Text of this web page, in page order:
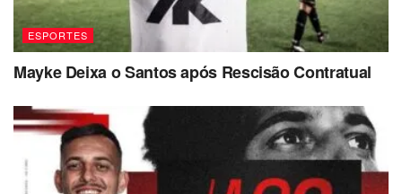
ESPORTES
Mayke Deixa o Santos após Rescisão Contratual